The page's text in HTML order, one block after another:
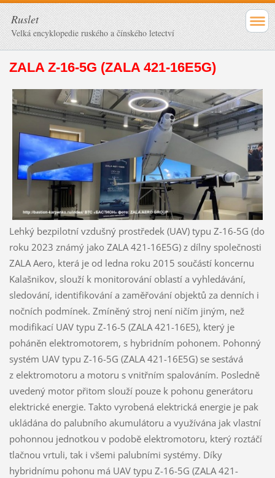
Ruslet
Velká encyklopedie ruského a čínského letectví
ZALA Z-16-5G (ZALA 421-16E5G)
Lehký bezpilotní vzdušný prostředek (UAV) typu Z-16-5G (do
roku 2023 známý jako ZALA 421-16E5G) z dílny společnosti
ZALA Aero, která je od ledna roku 2015 součástí koncernu
Kalašnikov, slouží k monitorování oblastí a vyhledávání,
sledování, identifikování a zaměřování objektů za denních i
nočních podmínek. Zmíněný stroj není ničím jiným, než
modifikací UAV typu Z-16-5 (ZALA 421-16E5), který je
poháněn elektromotorem, s hybridním pohonem. Pohonný
systém UAV typu Z-16-5G (ZALA 421-16E5G) se sestává
z elektromotoru a motoru s vnitřním spalováním. Posledně
uvedený motor přitom slouží pouze k pohonu generátoru
elektrické energie. Takto vyrobená elektrická energie je pak
ukládána do palubního akumulátoru a využívána jak vlastní
pohonnou jednotkou v podobě elektromotoru, který roztáčí
tlačnou vrtuli, tak i všemi palubními systémy. Díky
hybridnímu pohonu má UAV typu Z-16-5G (ZALA 421-